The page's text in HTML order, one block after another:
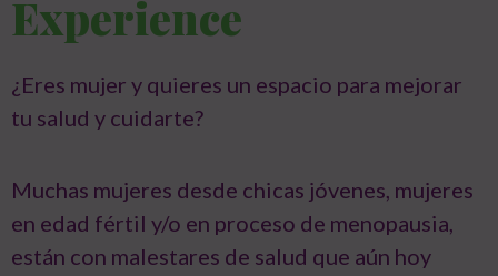
Experience
¿Eres mujer y quieres un espacio para mejorar
tu salud y cuidarte?
Muchas mujeres desde chicas jóvenes, mujeres
en edad fértil y/o en proceso de menopausia,
están con malestares de salud que aún hoy